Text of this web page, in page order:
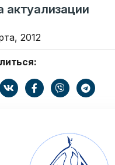
ngo.by
актуализации
2012